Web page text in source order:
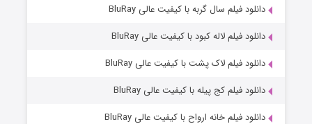
قسمت6 (زیرنویس) منتشر شد دانلود فیلم سال گربه با کیفیت عالی BluRay
دانلود فیلم لاله کبود با کیفیت عالی BluRay
دانلود فیلم لاک پشت با کیفیت عالی BluRay
دانلود فیلم کج‌ پیله با کیفیت عالی BluRay
دانلود فیلم خانه ارواح با کیفیت عالی BluRay